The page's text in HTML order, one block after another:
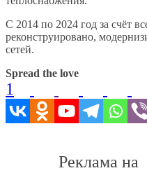
С 2014 по 2024 год за счёт
реконструировано,
сетей.
Spread the love
1
Реклама на